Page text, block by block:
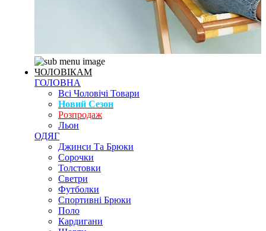
ЧОЛОВІКАМ
ГОЛОВНА
Всі Чоловічі Товари
Новий Сезон
Розпродаж
Льон
ОДЯГ
Джинси Та Брюки
Сорочки
Толстовки
Светри
Футболки
Спортивні Брюки
Поло
Кардигани